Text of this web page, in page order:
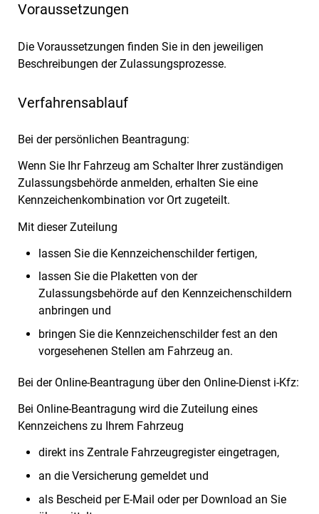
Voraussetzungen
Die Voraussetzungen finden Sie in den jeweiligen
Beschreibungen der Zulassungsprozesse.
Verfahrensablauf
Bei der persönlichen Beantragung:
Wenn Sie Ihr Fahrzeug am Schalter Ihrer zuständigen
Zulassungsbehörde anmelden, erhalten Sie eine
Kennzeichenkombination vor Ort zugeteilt.
Mit dieser Zuteilung
lassen Sie die Kennzeichenschilder fertigen,
lassen Sie die Plaketten von der
Zulassungsbehörde auf den Kennzeichenschildern
anbringen und
bringen Sie die Kennzeichenschilder fest an den
vorgesehenen Stellen am Fahrzeug an.
Bei der Online-Beantragung über den Online-Dienst i-Kfz:
Bei Online-Beantragung wird die Zuteilung eines
Kennzeichens zu Ihrem Fahrzeug
direkt ins Zentrale Fahrzeugregister eingetragen,
an die Versicherung gemeldet und
als Bescheid per E-Mail oder per Download an Sie